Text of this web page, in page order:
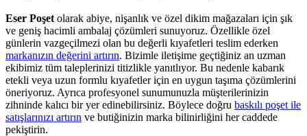
Eser Poşet olarak abiye, nişanlık ve özel dikim mağazaları için şık
ve geniş hacimli ambalaj çözümleri sunuyoruz. Özellikle özel
günlerin vazgeçilmezi olan bu değerli kıyafetleri teslim ederken
markanızın değerini artırın. Bizimle iletişime geçtiğiniz an uzman
ekibimiz tüm taleplerinizi titizlikle yanıtlıyor. Bu nedenle kabarık
etekli veya uzun formlu kıyafetler için en uygun taşıma çözümlerini
öneriyoruz. Ayrıca profesyonel sunumunuzla müşterilerinizin
zihninde kalıcı bir yer edinebilirsiniz. Böylece doğru baskılı poşet ile
satışlarınızı artırın ve butiğinizin marka bilinirliğini her caddede
pekiştirin.